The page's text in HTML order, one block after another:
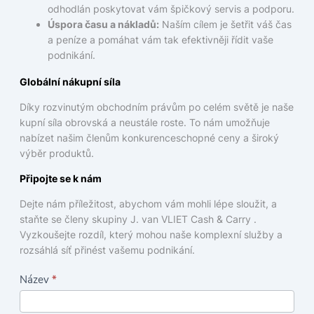
odhodlán poskytovat vám špičkový servis a podporu.
Úspora času a nákladů: Naším cílem je šetřit váš čas
a peníze a pomáhat vám tak efektivněji řídit vaše
podnikání.
Globální nákupní síla
Díky rozvinutým obchodním právům po celém světě je naše
kupní síla obrovská a neustále roste. To nám umožňuje
nabízet našim členům konkurenceschopné ceny a široký
výběr produktů.
Připojte se k nám
Dejte nám příležitost, abychom vám mohli lépe sloužit, a
staňte se členy skupiny J. van VLIET Cash & Carry .
Vyzkoušejte rozdíl, který mohou naše komplexní služby a
rozsáhlá síť přinést vašemu podnikání.
K
Název *